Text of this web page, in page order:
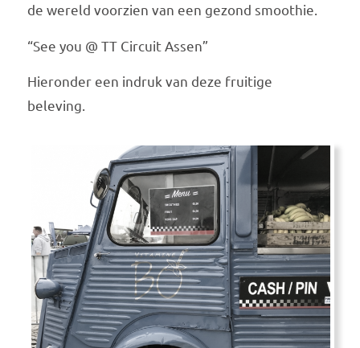
de wereld voorzien van een gezond smoothie.
“See you @ TT Circuit Assen”
Hieronder een indruk van deze fruitige
beleving.